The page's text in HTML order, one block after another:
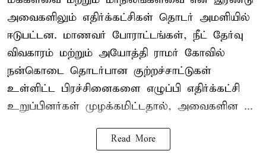
அவைகளிலும் எதிர்க்கட்சிகள் தொடர் அமளியில்
ஈடுபட்டன. மாணவர் போராட்டங்கள், நீட் தேர்வு
விவகாரம் மற்றும் அயோத்தி ராமர் கோவில்
நன்கொடை தொடர்பான குற்றச்சாட்டுகள்
உள்ளிட்ட பிரச்சினைகளை எழுப்பி எதிர்க்கட்சி
உறுப்பினர்கள் முழக்கமிட்டதால், அவைகளின ...
Read More